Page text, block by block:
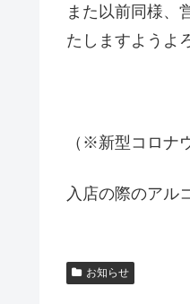
また以前同様、
たしますようよ
（※新型コロナ
入店の際のアル
お知らせ